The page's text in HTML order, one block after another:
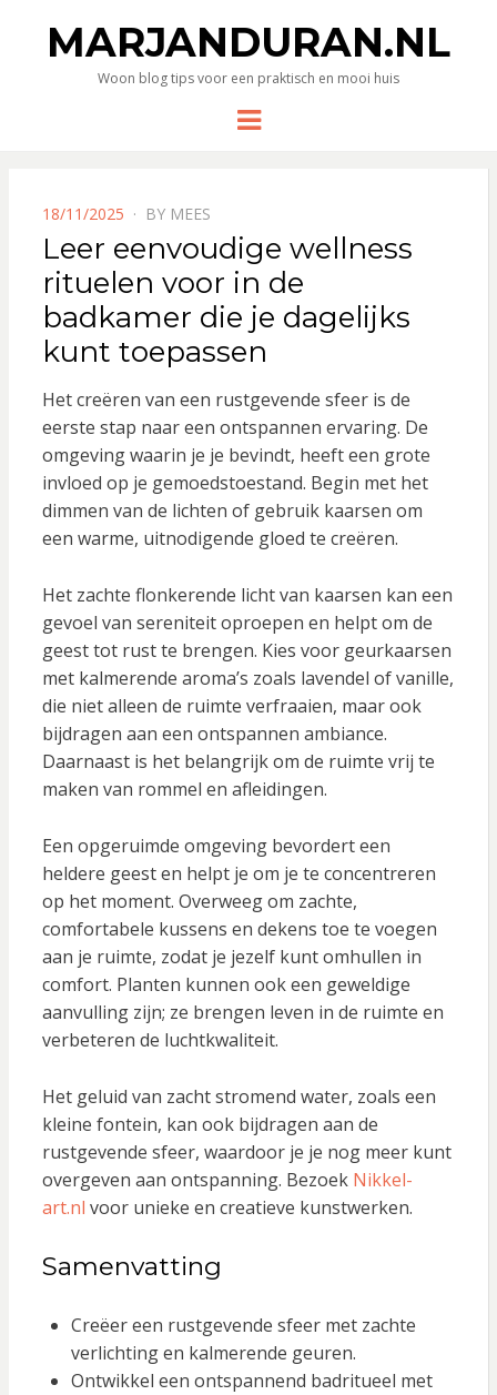
MARJANDURAN.NL
Woon blog tips voor een praktisch en mooi huis
Menu
POSTED
ON
18/11/2025 BY MEES
Leer eenvoudige wellness
rituelen voor in de
badkamer die je dagelijks
kunt toepassen
Het creëren van een rustgevende sfeer is de
eerste stap naar een ontspannen ervaring. De
omgeving waarin je je bevindt, heeft een grote
invloed op je gemoedstoestand. Begin met het
dimmen van de lichten of gebruik kaarsen om
een warme, uitnodigende gloed te creëren.
Het zachte flonkerende licht van kaarsen kan een
gevoel van sereniteit oproepen en helpt om de
geest tot rust te brengen. Kies voor geurkaarsen
met kalmerende aroma’s zoals lavendel of vanille,
die niet alleen de ruimte verfraaien, maar ook
bijdragen aan een ontspannen ambiance.
Daarnaast is het belangrijk om de ruimte vrij te
maken van rommel en afleidingen.
Een opgeruimde omgeving bevordert een
heldere geest en helpt je om je te concentreren
op het moment. Overweeg om zachte,
comfortabele kussens en dekens toe te voegen
aan je ruimte, zodat je jezelf kunt omhullen in
comfort. Planten kunnen ook een geweldige
aanvulling zijn; ze brengen leven in de ruimte en
verbeteren de luchtkwaliteit.
Het geluid van zacht stromend water, zoals een
kleine fontein, kan ook bijdragen aan de
rustgevende sfeer, waardoor je je nog meer kunt
overgeven aan ontspanning. Bezoek Nikkel-
art.nl voor unieke en creatieve kunstwerken.
Samenvatting
Creëer een rustgevende sfeer met zachte
verlichting en kalmerende geuren.
Ontwikkel een ontspannend badritueel met